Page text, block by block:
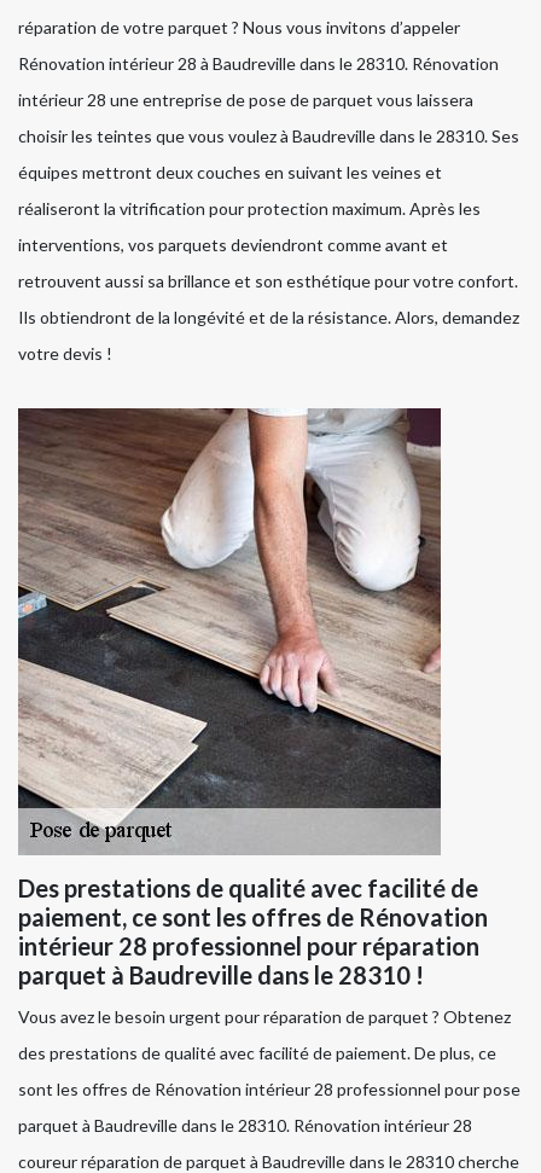
réparation de votre parquet ? Nous vous invitons d’appeler
Rénovation intérieur 28 à Baudreville dans le 28310. Rénovation
intérieur 28 une entreprise de pose de parquet vous laissera
choisir les teintes que vous voulez à Baudreville dans le 28310. Ses
équipes mettront deux couches en suivant les veines et
réaliseront la vitrification pour protection maximum. Après les
interventions, vos parquets deviendront comme avant et
retrouvent aussi sa brillance et son esthétique pour votre confort.
Ils obtiendront de la longévité et de la résistance. Alors, demandez
votre devis !
Des prestations de qualité avec facilité de
paiement, ce sont les offres de Rénovation
intérieur 28 professionnel pour réparation
parquet à Baudreville dans le 28310 !
Vous avez le besoin urgent pour réparation de parquet ? Obtenez
des prestations de qualité avec facilité de paiement. De plus, ce
sont les offres de Rénovation intérieur 28 professionnel pour pose
parquet à Baudreville dans le 28310. Rénovation intérieur 28
coureur réparation de parquet à Baudreville dans le 28310 cherche